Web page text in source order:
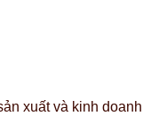
xuất và kinh